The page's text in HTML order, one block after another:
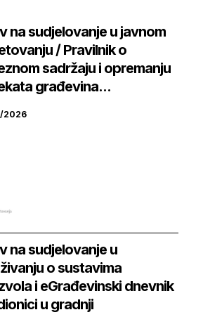
na sudjelovanje u javnom
/ Pravilnik o
sadržaju i opremanju
građevina...
2026
na sudjelovanje u
o sustavima
i eGrađevinski dnevnik
u gradnji